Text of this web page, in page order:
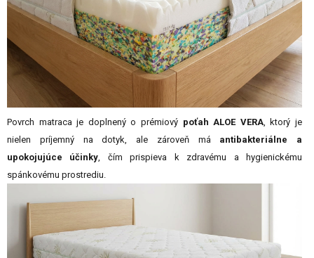
Povrch matraca je doplnený o prémiový poťah ALOE VERA, ktorý je
nielen príjemný na dotyk, ale zároveň má antibakteriálne a
upokojujúce účinky, čím prispieva k zdravému a hygienickému
spánkovému prostrediu.